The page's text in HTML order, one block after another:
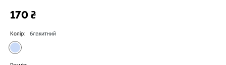
170 ₴
Колір: блакитний